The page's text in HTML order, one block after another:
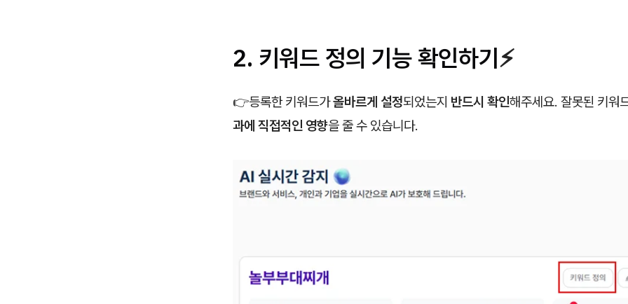
2. 키워드 정의 기능 확인하기⚡
👉등록한 키워드가올바르게 설정되었는지 반드시 확인해주세요. 잘못된 키워
과에 직접적인 영향을 줄 수 있습니다.